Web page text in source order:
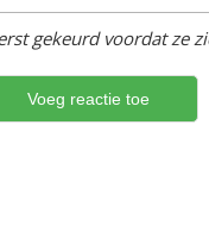
gekeurd voordat ze